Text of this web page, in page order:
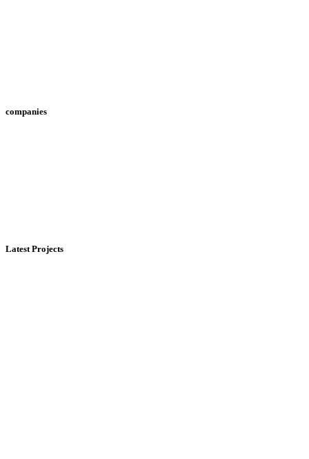
companies
Latest Projects